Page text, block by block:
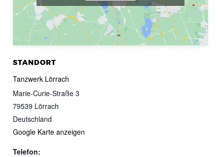
STANDORT
Tanzwerk Lörrach
Marie-Curie-Straße 3
79539 Lörrach
Deutschland
Google Karte anzeigen
Telefon: